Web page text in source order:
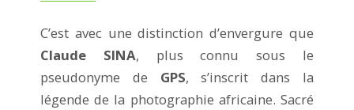
C’est avec une distinction d’envergure que
Claude SINA, plus connu sous le
pseudonyme de GPS, s’inscrit dans la
légende de la photographie africaine. Sacré